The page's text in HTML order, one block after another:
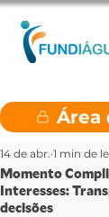
Área
Momento
Interesses:
decisões
14 de abr. 1 min de